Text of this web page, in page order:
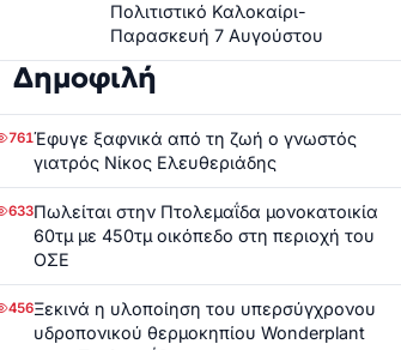
Πολιτιστικό Καλοκαίρι-
Παρασκευή 7 Αυγούστου
Δημοφιλή
761Έφυγε ξαφνικά από τη ζωή ο γνωστός
γιατρός Νίκος Ελευθεριάδης
633Πωλείται στην Πτολεμαΐδα μονοκατοικία
60τμ με 450τμ οικόπεδο στη περιοχή του
ΟΣΕ
456Ξεκινά η υλοποίηση του υπερσύγχρονου
υδροπονικού θερμοκηπίου Wonderplant